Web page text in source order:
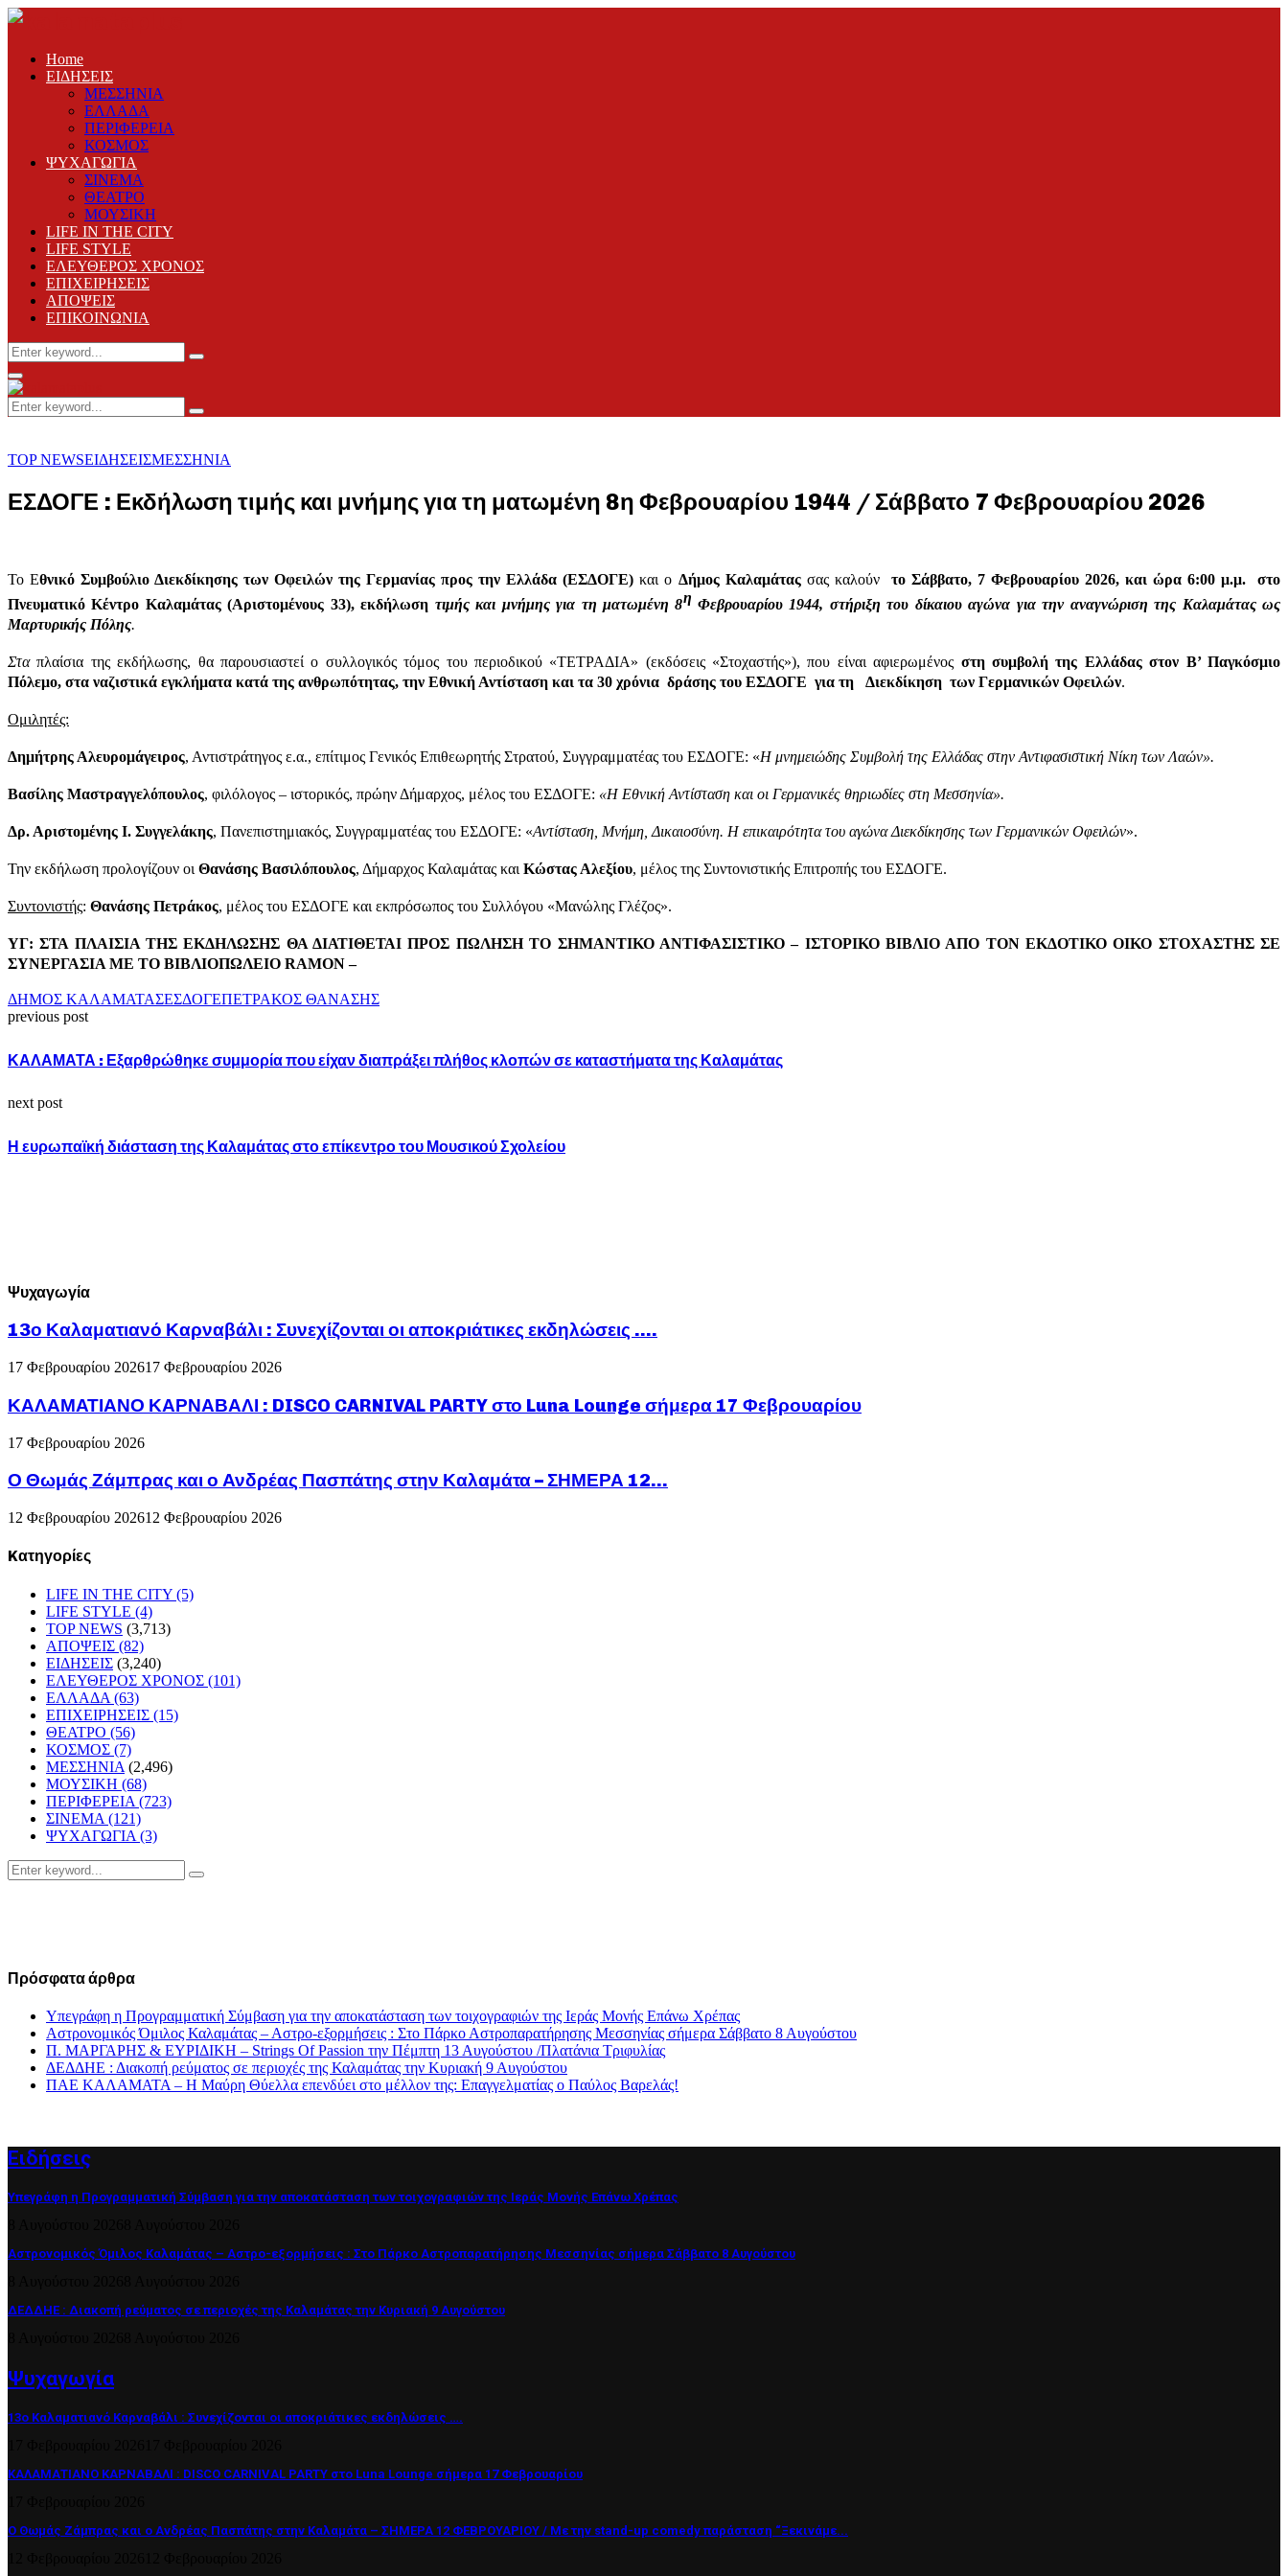
Home
ΕΙΔΗΣΕΙΣ
ΜΕΣΣΗΝΙΑ
ΕΛΛΑΔΑ
ΠΕΡΙΦΕΡΕΙΑ
ΚΟΣΜΟΣ
ΨΥΧΑΓΩΓΙΑ
ΣΙΝΕΜΑ
ΘΕΑΤΡΟ
ΜΟΥΣΙΚΗ
LIFE IN THE CITY
LIFE STYLE
ΕΛΕΥΘΕΡΟΣ ΧΡΟΝΟΣ
ΕΠΙΧΕΙΡΗΣΕΙΣ
ΑΠΟΨΕΙΣ
ΕΠΙΚΟΙΝΩΝΙΑ
Search
for:
Search
Primary
Menu
Search
for:
Search
TOP NEWSΕΙΔΗΣΕΙΣΜΕΣΣΗΝΙΑ
ΕΣΔΟΓΕ : Εκδήλωση τιμής και μνήμης για τη ματωμένη 8η Φεβρουαρίου 1944 / Σάββατο 7 Φεβρουαρίου 2026
Το Εθνικό Συμβούλιο Διεκδίκησης των Οφειλών της Γερμανίας προς την Ελλάδα (ΕΣΔΟΓΕ) και ο Δήμος Καλαμάταςσας καλούν το Σάββατο, 7 Φεβρουαρίου 2026, και ώρα 6:00 μ.μ. στο
Πνευματικό Κέντρο Καλαμάτας (Αριστομένους 33), εκδήλωση τιμής και μνήμης για τη ματωμένη 8η Φεβρουαρίου 1944, στήριξη του δίκαιου αγώνα για την αναγνώριση της Καλαμάτας ως
Μαρτυρικής Πόλης.
Σταπλαίσια της εκδήλωσης, θα παρουσιαστεί ο συλλογικός τόμος του περιοδικού «ΤΕΤΡΑΔΙΑ» (εκδόσεις «Στοχαστής»), που είναι αφιερωμένος στη συμβολή της Ελλάδας στον Β’ Παγκόσμιο
Πόλεμο, στα ναζιστικά εγκλήματα κατά της ανθρωπότητας, την Εθνική Αντίσταση και τα 30 χρόνια δράσης του ΕΣΔΟΓΕ για τη Διεκδίκηση των Γερμανικών Οφειλών.
Ομιλητές:
Δημήτρης Αλευρομάγειρος, Αντιστράτηγος ε.α., επίτιμος Γενικός Επιθεωρητής Στρατού, Συγγραμματέας του ΕΣΔΟΓΕ: «Η μνημειώδης Συμβολή της Ελλάδας στην Αντιφασιστική Νίκη των Λαών».
Βασίλης Μαστραγγελόπουλος, φιλόλογος – ιστορικός, πρώην Δήμαρχος, μέλος του ΕΣΔΟΓΕ: «Η Εθνική Αντίσταση και οι Γερμανικές θηριωδίες στη Μεσσηνία».
Δρ. Αριστομένης Ι. Συγγελάκης, Πανεπιστημιακός, Συγγραμματέας του ΕΣΔΟΓΕ: «Αντίσταση, Μνήμη, Δικαιοσύνη. Η επικαιρότητα του αγώνα Διεκδίκησης των Γερμανικών Οφειλών».
Την εκδήλωση προλογίζουν οι Θανάσης Βασιλόπουλος, Δήμαρχος Καλαμάτας και Κώστας Αλεξίου, μέλος της Συντονιστικής Επιτροπής του ΕΣΔΟΓΕ.
Συντονιστής: Θανάσης Πετράκος, μέλος του ΕΣΔΟΓΕ και εκπρόσωπος του Συλλόγου «Μανώλης Γλέζος».
ΥΓ: ΣΤΑ ΠΛΑΙΣΙΑ ΤΗΣ ΕΚΔΗΛΩΣΗΣ ΘΑ ΔΙΑΤΙΘΕΤΑΙ ΠΡΟΣ ΠΩΛΗΣΗ ΤΟ ΣΗΜΑΝΤΙΚΟ ΑΝΤΙΦΑΣΙΣΤΙΚΟ – ΙΣΤΟΡΙΚΟ ΒΙΒΛΙΟ ΑΠΟ ΤΟΝ ΕΚΔΟΤΙΚΟ ΟΙΚΟ ΣΤΟΧΑΣΤΗΣ ΣΕ
ΣΥΝΕΡΓΑΣΙΑ ΜΕ ΤΟ ΒΙΒΛΙΟΠΩΛΕΙΟ RAMON –
ΔΗΜΟΣ ΚΑΛΑΜΑΤΑΣΕΣΔΟΓΕΠΕΤΡΑΚΟΣ ΘΑΝΑΣΗΣ
previous post
ΚΑΛΑΜΑΤΑ : Εξαρθρώθηκε συμμορία που είχαν διαπράξει πλήθος κλοπών σε καταστήματα της Καλαμάτας
next post
Η ευρωπαϊκή διάσταση της Καλαμάτας στο επίκεντρο του Μουσικού Σχολείου
Ψυχαγωγία
13ο Καλαματιανό Καρναβάλι : Συνεχίζονται οι αποκριάτικες εκδηλώσεις ….
17 Φεβρουαρίου 202617 Φεβρουαρίου 2026
ΚΑΛΑΜΑΤΙΑΝΟ ΚΑΡΝΑΒΑΛΙ : DISCO CARNIVAL PARTY στο Luna Lounge σήμερα 17 Φεβρουαρίου
17 Φεβρουαρίου 2026
Ο Θωμάς Ζάμπρας και ο Ανδρέας Πασπάτης στην Καλαμάτα – ΣΗΜΕΡΑ 12...
12 Φεβρουαρίου 202612 Φεβρουαρίου 2026
Kατηγορίες
LIFE IN THE CITY (5)
LIFE STYLE (4)
TOP NEWS (3,713)
ΑΠΟΨΕΙΣ (82)
ΕΙΔΗΣΕΙΣ (3,240)
ΕΛΕΥΘΕΡΟΣ ΧΡΟΝΟΣ (101)
ΕΛΛΑΔΑ (63)
ΕΠΙΧΕΙΡΗΣΕΙΣ (15)
ΘΕΑΤΡΟ (56)
ΚΟΣΜΟΣ (7)
ΜΕΣΣΗΝΙΑ (2,496)
ΜΟΥΣΙΚΗ (68)
ΠΕΡΙΦΕΡΕΙΑ (723)
ΣΙΝΕΜΑ (121)
ΨΥΧΑΓΩΓΙΑ (3)
Search
for:
Search
Πρόσφατα άρθρα
Υπεγράφη η Προγραμματική Σύμβαση για την αποκατάσταση των τοιχογραφιών της Ιεράς Μονής Επάνω Χρέπας
Αστρονομικός Όμιλος Καλαμάτας – Αστρο-εξορμήσεις : Στο Πάρκο Αστροπαρατήρησης Μεσσηνίας σήμερα Σάββατο 8 Αυγούστου
Π. ΜΑΡΓΑΡΗΣ & ΕΥΡΙΔΙΚΗ – Strings Of Passion την Πέμπτη 13 Αυγούστου /Πλατάνια Τριφυλίας
ΔΕΔΔΗΕ : Διακοπή ρεύματος σε περιοχές της Καλαμάτας την Κυριακή 9 Αυγούστου
ΠΑΕ ΚΑΛΑΜΑΤΑ – Η Μαύρη Θύελλα επενδύει στο μέλλον της: Επαγγελματίας ο Παύλος Βαρελάς!
Ειδήσεις
Υπεγράφη η Προγραμματική Σύμβαση για την αποκατάσταση των τοιχογραφιών της Ιεράς Μονής Επάνω Χρέπας
Αστρονομικός Όμιλος Καλαμάτας – Αστρο-εξορμήσεις : Στο Πάρκο Αστροπαρατήρησης Μεσσηνίας σήμερα Σάββατο 8 Αυγούστου
ΔΕΔΔΗΕ : Διακοπή ρεύματος σε περιοχές της Καλαμάτας την Κυριακή 9 Αυγούστου
Ψυχαγωγία
13ο Καλαματιανό Καρναβάλι : Συνεχίζονται οι αποκριάτικες εκδηλώσεις ….
ΚΑΛΑΜΑΤΙΑΝΟ ΚΑΡΝΑΒΑΛΙ : DISCO CARNIVAL PARTY στο Luna Lounge σήμερα 17 Φεβρουαρίου
Ο Θωμάς Ζάμπρας και ο Ανδρέας Πασπάτης στην Καλαμάτα – ΣΗΜΕΡΑ 12 ΦΕΒΡΟΥΑΡΙΟΥ / Με την stand-up comedy παράσταση “Ξεκινάμε...